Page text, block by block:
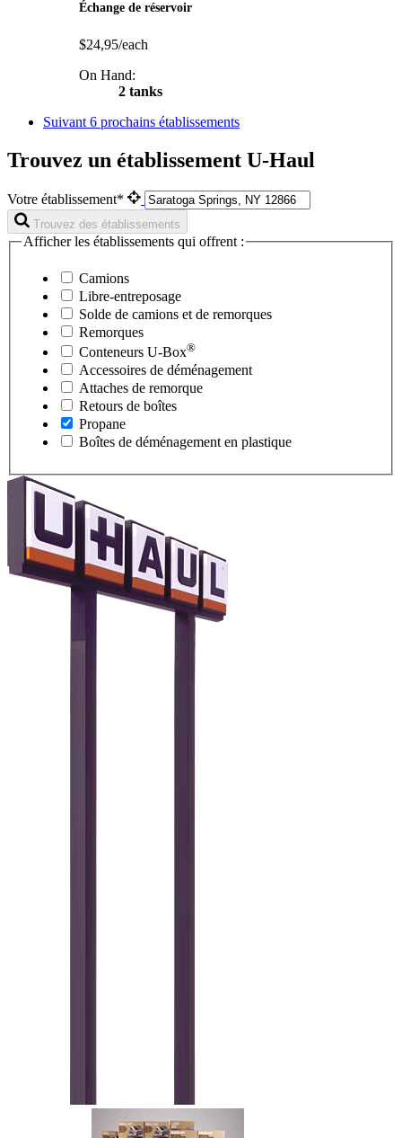
Échange de réservoir
$24,95/each
On Hand:
2 tanks
Suivant 6 prochains établissements
Trouvez un établissement U-Haul
Votre établissement*
Trouvez des établissements
Afficher les établissements qui offrent :
Camions
Libre-entreposage
Solde de camions et de remorques
Remorques
Conteneurs U-Box®
Accessoires de déménagement
Attaches de remorque
Retours de boîtes
Propane
Boîtes de déménagement en plastique